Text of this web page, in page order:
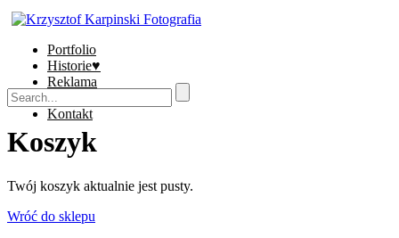
Portfolio
Historie♥
Reklama
Sklep
Kontakt
Koszyk
Twój koszyk aktualnie jest pusty.
Wróć do sklepu